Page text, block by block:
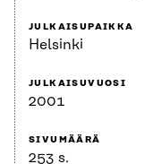
JULKAISUPAIKKA
Helsinki
JULKAISUVUOSI
2001
SIVUMÄÄRÄ
253 s.